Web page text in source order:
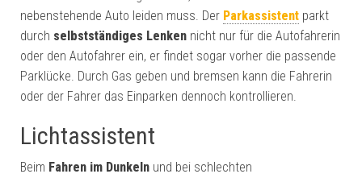
nebenstehende Auto leiden muss. Der Parkassistent parkt
durch selbstständiges Lenken nicht nur für die Autofahrerin
oder den Autofahrer ein, er findet sogar vorher die passende
Parklücke. Durch Gas geben und bremsen kann die Fahrerin
oder der Fahrer das Einparken dennoch kontrollieren.
Lichtassistent
Beim Fahren im Dunkeln und bei schlechten